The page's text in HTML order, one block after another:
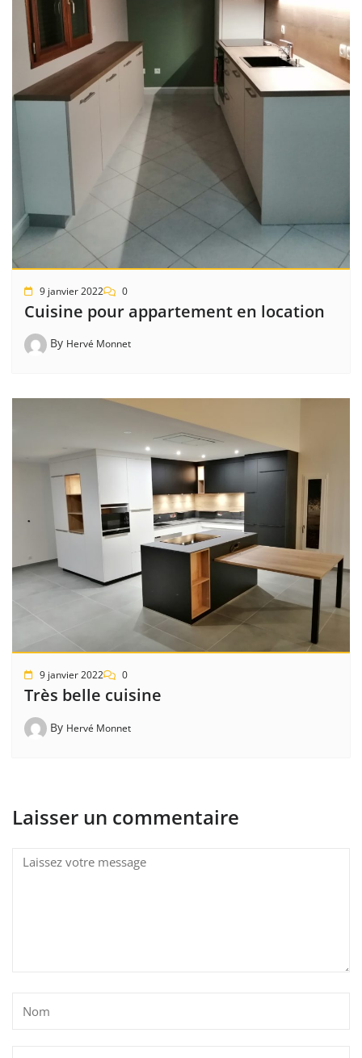
9 janvier 2022 0
Cuisine pour appartement en location
By Hervé Monnet
9 janvier 2022 0
Très belle cuisine
By Hervé Monnet
Laisser un commentaire